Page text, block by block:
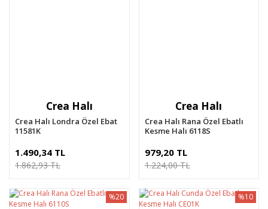
Crea Halı
Crea Halı Londra Özel Ebat
11581K
1.490,34 TL
1.862,93 TL
Crea Halı
Crea Halı Rana Özel Ebatlı
Kesme Halı 6118S
979,20 TL
1.224,00 TL
%20 %10